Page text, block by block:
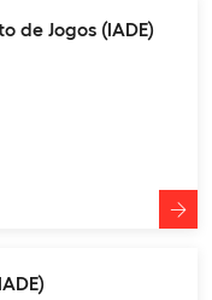
de Jogos (IADE)